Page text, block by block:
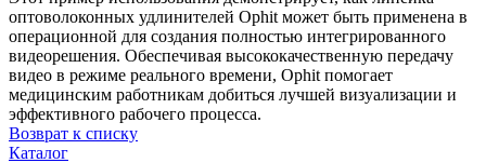
оптоволоконных удлинителей Ophit может быть применена в
операционной для создания полностью интегрированного
видеорешения. Обеспечивая высококачественную передачу
видео в режиме реального времени, Ophit помогает
медицинским работникам добиться лучшей визуализации и
эффективного рабочего процесса.
Возврат к списку
Каталог